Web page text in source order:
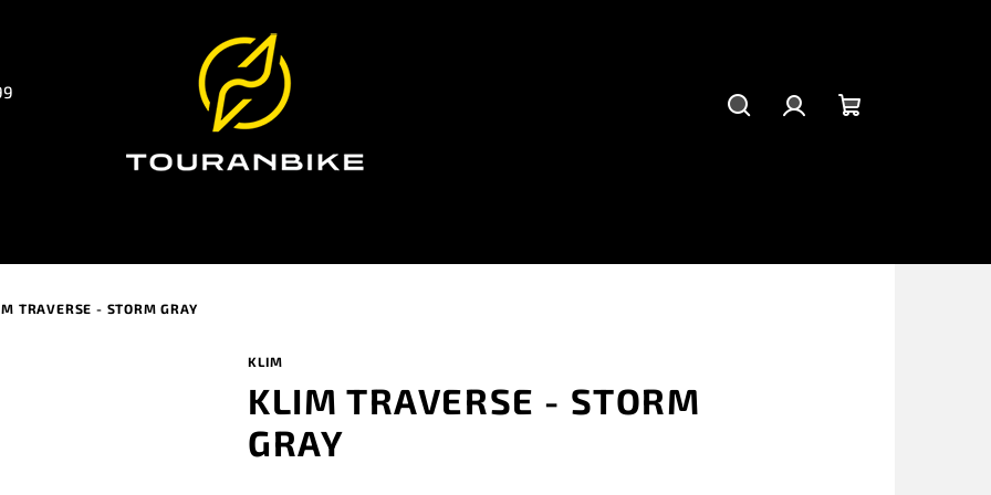
TRAVERSE - STORM GRAY
KLIM
KLIM TRAVERSE - STORM
GRAY